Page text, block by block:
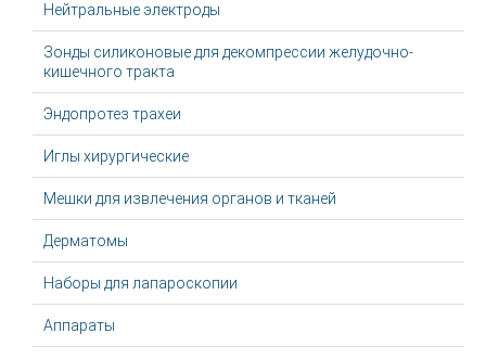
Нейтральные электроды
Зонды силиконовые для декомпрессии желудочно-
кишечного тракта
Эндопротез трахеи
Иглы хирургические
Мешки для извлечения органов и тканей
Дерматомы
Наборы для лапароскопии
Аппараты